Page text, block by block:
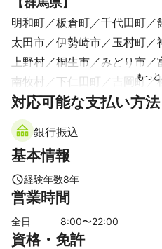
また機会がありましたらよろし
明和町 板倉町 千代田町
太田市
伊勢崎市 玉村町
上野村
桐生市 みどり市
南牧村
下仁田町 吉岡町
昭和村
沼田市 東吾妻町
片品村
【富山県】
立山町 黒部市
入善町
滑川市
高岡市
小矢部市
【石川県】
白山市 金沢市
対応可能な支払い方法
銀行振込
基本情報
経験年数8年
営業時間
全日 8:00〜22:00
資格・免許